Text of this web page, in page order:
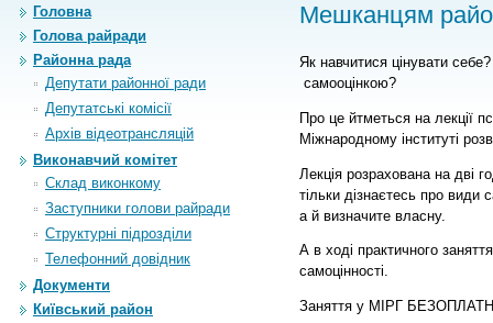
Головна
Голова райради
Районна рада
Депутати районної ради
Депутатські комісії
Архiв вiдеотрансляцiй
Виконавчий комітет
Склад виконкому
Заступники голови райради
Структурні підрозділи
Телефонний довідник
Документи
Київський район
Мешканцям
Як навчитися цінувати
самооцінкою?
Про це йтметься на лекції
Міжнародному інституті
Лекція розрахована на дві
тільки дізнаєтесь про
а й визначите власну.
А в ході практичного
самоцінності.
Заняття у МІРГ